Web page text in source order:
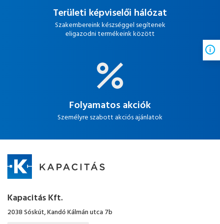
Területi képviselői hálózat
Szakembereink készséggel segítenek
eligazodni termékeink között
Folyamatos akciók
Személyre szabott akciós ajánlatok
Kapacitás Kft.
2038 Sóskút, Kandó Kálmán utca 7b